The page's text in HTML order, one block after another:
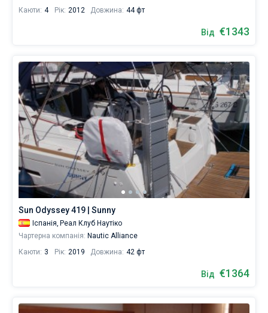
Каюти: 4 Рік: 2012 Довжина: 44 фт
Від €1343
Sun Odyssey 419 | Sunny
Іспанія, Реал Клуб Наутіко
Чартерна компанія: Nautic Alliance
Каюти: 3 Рік: 2019 Довжина: 42 фт
Від €1364